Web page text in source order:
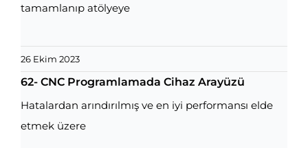
tamamlanıp atölyeye
26 Ekim 2023
62- CNC Programlamada Cihaz Arayüzü
Hatalardan arındırılmış ve en iyi performansı elde
etmek üzere